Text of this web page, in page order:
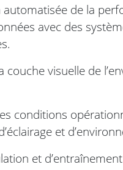
de la
avec des
visuelle de
conditions
et
et